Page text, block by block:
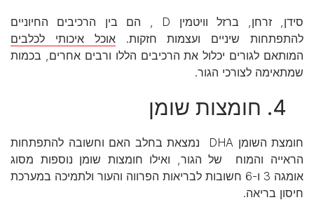
סידן, זרחן, ברזל וויטמין D , הם בין הרכיבים החיוניים
להתפתחות שיניים ועצמות חזקות.אוכל איכותי לכלבים
המותאם לגורים יכלול את הרכיבים הללו ורבים אחרים, בכמות
שמתאימה לצורכי הגור.
4. חומצות שומן
חומצת השומן DHA נמצאת בחלב האם וחשובה להתפתחות
הראייה והמוח של הגור, ואילו חומצות שומן נוספות מסוג
אומגה 3 ו-6 חשובות לבריאות הפרווה והעור ולתמיכה במערכת
חיסון בריאה.